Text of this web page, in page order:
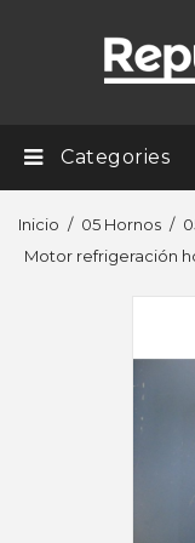
Categories
Inicio 05 Hornos
Motor refrigeración